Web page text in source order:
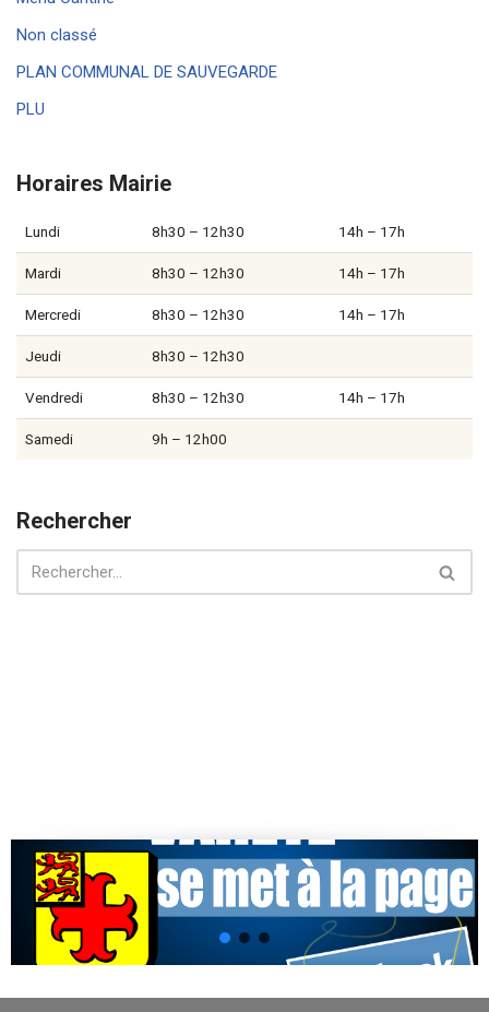
Non classé
PLAN COMMUNAL DE SAUVEGARDE
PLU
Horaires Mairie
Lundi 8h30 – 12h30 14h – 17h
Mardi 8h30 – 12h30 14h – 17h
Mercredi 8h30 – 12h30 14h – 17h
Jeudi 8h30 – 12h30
Vendredi 8h30 – 12h30 14h – 17h
Samedi 9h – 12h00
Rechercher